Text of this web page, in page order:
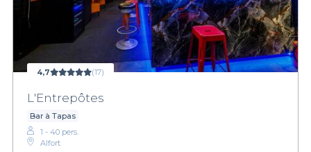
4,7 (17)
L'Entrepôtes
Bar à Tapas
1 - 40 pers.
Alfort